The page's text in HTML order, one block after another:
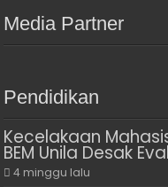
Media Partner
Pendidikan
Kecelakaan
BEM Unila Desak
4 minggu lalu